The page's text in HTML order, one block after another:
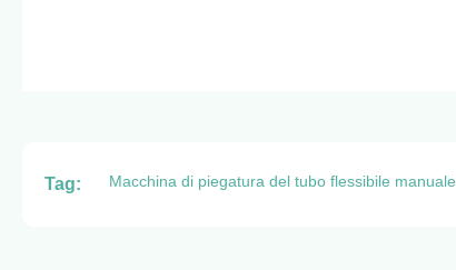
Tag: Macchina di piegatura del tubo flessibile manuale